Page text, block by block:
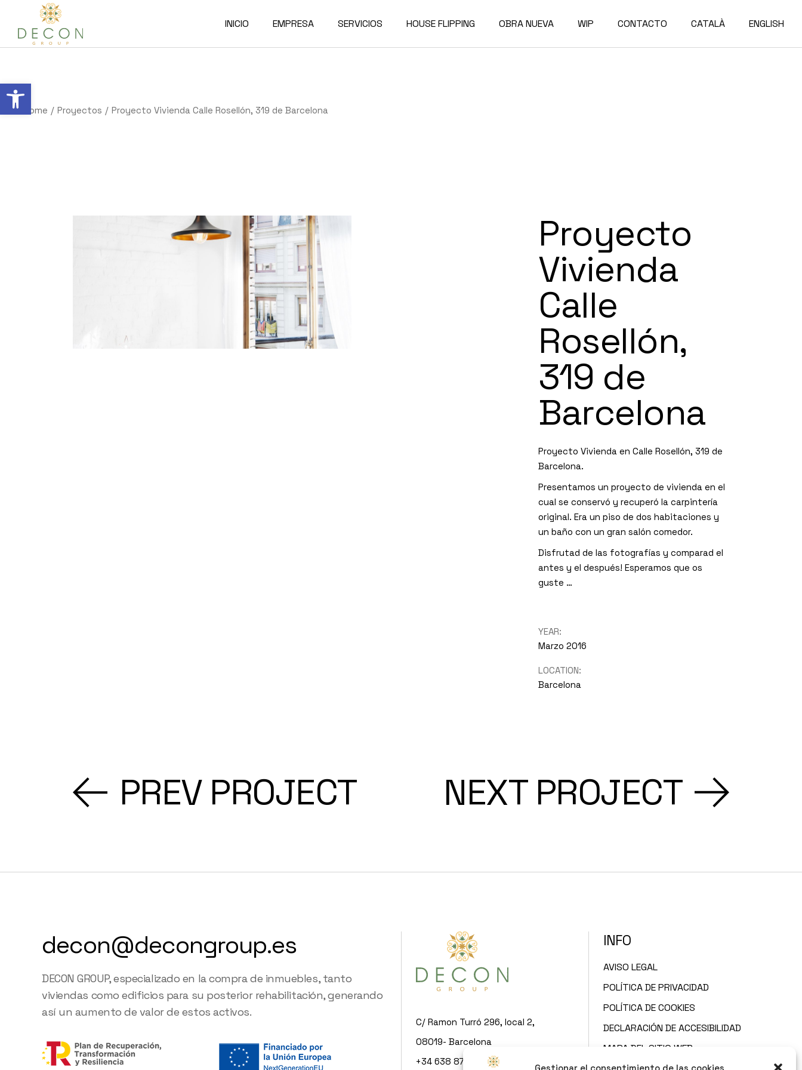
Abrir barra de herramientas
Gestionar el consentimiento de las cookies
INICIO EMPRESA SERVICIOS HOUSE FLIPPING OBRA NUEVA WIP CONTACTO CATALÀ ENGLISH
Home Proyectos Proyecto Vivienda Calle Rosellón, 319 de Barcelona
Proyecto
Vivienda
Calle
Rosellón,
319 de
Barcelona
Proyecto Vivienda en Calle Rosellón, 319 de
Barcelona.
Presentamos un proyecto de vivienda en el
cual se conservó y recuperó la carpintería
original. Era un piso de dos habitaciones y
un baño con un gran salón comedor.
Disfrutad de las fotografías y comparad el
antes y el después! Esperamos que os
guste …
YEAR:
Marzo 2016
LOCATION:
Barcelona
PREV PROJECT NEXT PROJECT
decon@decongroup.es
DECON GROUP, especializado en la compra de inmuebles, tanto
viviendas como edificios para su posterior rehabilitación, generando
así un aumento de valor de estos activos.
C/ Ramon Turró 296, local 2,
08019- Barcelona
+34 638 87 30 68
INFO
AVISO LEGAL
POLÍTICA DE PRIVACIDAD
POLÍTICA DE COOKIES
DECLARACIÓN DE ACCESIBILIDAD
MAPA DEL SITIO WEB